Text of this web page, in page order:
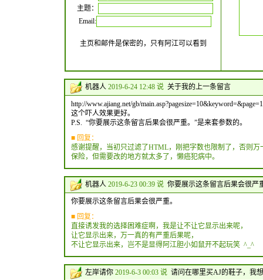
主题：
Email:
主页和邮件是保密的，只有阿江可以看到
机器人 2019-6-24 12:48 说 关于我的上一条留言
http://www.ajiang.net/gb/
这个吓人效果更好。
P.S. “你要展示这条留言后果会很严重。”是来套参数的。
■ 回复：
感谢提醒，当初只过滤了HTML，刚把字数也限制了，否则
保险，但需要改的地方就太多了，懒癌犯病中。
机器人 2019-6-23 00:39 说 你要展示这条留言后果会很严
你要展示这条留言后果会很严重。
■ 回复：
直接诱发我的选择困难症啊，我是让不让它显示出来呢，
让它显示出来，万一真的有严重后果呢，
不让它显示出来，岂不是显得阿江胆小如鼠开不起玩笑 ^_^
左岸请你 2019-6-3 00:03 说 请问在哪里买AJ的鞋子，我